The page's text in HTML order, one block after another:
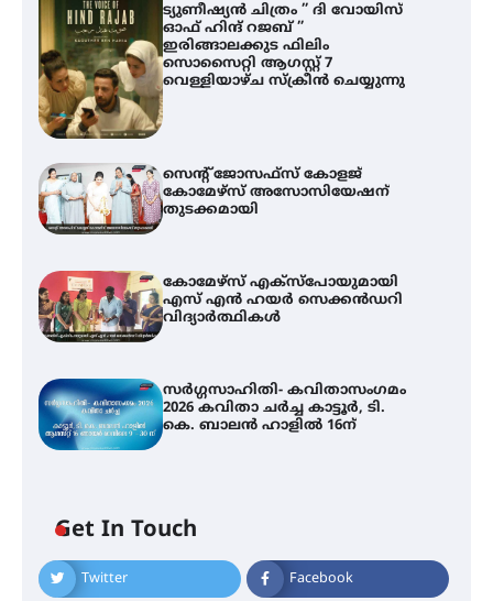
ട്യുണീഷ്യൻ ചിത്രം ” ദി വോയിസ്
ഓഫ് ഹിന്ദ് റജബ് ”
ഇരിങ്ങാലക്കുട ഫിലിം
സൊസൈറ്റി ആഗസ്റ്റ് 7
വെള്ളിയാഴ്ച സ്‌ക്രീൻ ചെയ്യുന്നു
സെന്റ് ജോസഫ്സ് കോളജ്
കോമേഴ്‌സ് അസോസിയേഷന്
തുടക്കമായി
കോമേഴ്സ് എക്സ്പോയുമായി
എസ് എൻ ഹയർ സെക്കൻഡറി
വിദ്യാർത്ഥികൾ
സർഗ്ഗസാഹിതി- കവിതാസംഗമം
2026 കവിതാ ചർച്ച കാട്ടൂർ, ടി.
കെ. ബാലൻ ഹാളിൽ 16ന്
Get In Touch
Twitter Facebook